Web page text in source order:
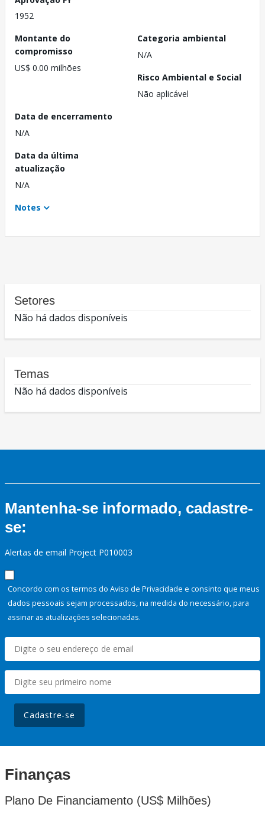
1952
Montante do
compromisso
US$ 0.00 milhões
Categoria ambiental
N/A
Risco Ambiental e Social
Não aplicável
Data de encerramento
N/A
Data da última
atualização
N/A
Notes
Setores
Não há dados disponíveis
Temas
Não há dados disponíveis
Mantenha-se informado, cadastre-
se:
Alertas de email Project P010003
Concordo com os termos do Aviso de Privacidade e consinto que meus
dados pessoais sejam processados, na medida do necessário, para
assinar as atualizações selecionadas.
Cadastre-se
Finanças
Plano De Financiamento (US$ Milhões)